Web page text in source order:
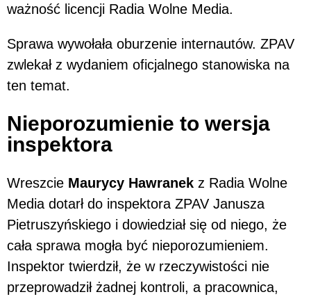
ważność licencji Radia Wolne Media.
Sprawa wywołała oburzenie internautów. ZPAV
zwlekał z wydaniem oficjalnego stanowiska na
ten temat.
Nieporozumienie to wersja
inspektora
Wreszcie Maurycy Hawranek z Radia Wolne
Media dotarł do inspektora ZPAV Janusza
Pietruszyńskiego i dowiedział się od niego, że
cała sprawa mogła być nieporozumieniem.
Inspektor twierdził, że w rzeczywistości nie
przeprowadził żadnej kontroli, a pracownica,